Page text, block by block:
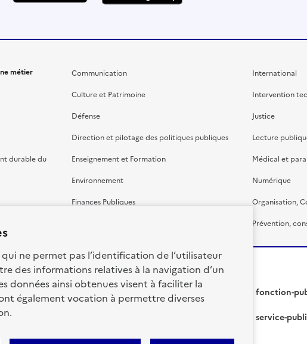
ne permet pas l’identification de l’utilisateur
des informations relatives à la navigation d’un
données ainsi obtenues visent à faciliter la
également vocation à permettre diverses
métier
durable du
Communication
Culture et Patrimoine
Défense
Direction et pilotage des politiques publiques
Enseignement et Formation
Environnement
Finances Publiques
International
Intervention
Justice
Lecture
Médical et
Numérique
Organisation,
Prévention,
fonction-
service-